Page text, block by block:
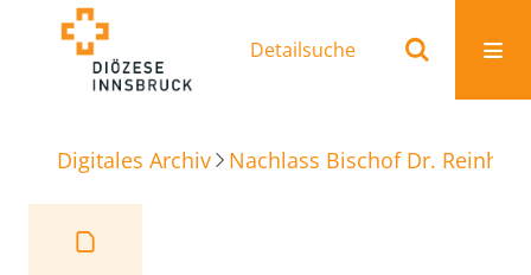
Detailsuche
Digitales Archiv Nachlass Bischof Dr.